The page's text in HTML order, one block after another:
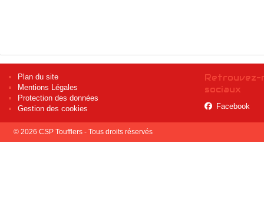
Plan du site
Mentions Légales
Protection des données
Gestion des cookies
Retrouvez-
sociaux
Facebook
© 2026 CSP Toufflers - Tous droits réservés